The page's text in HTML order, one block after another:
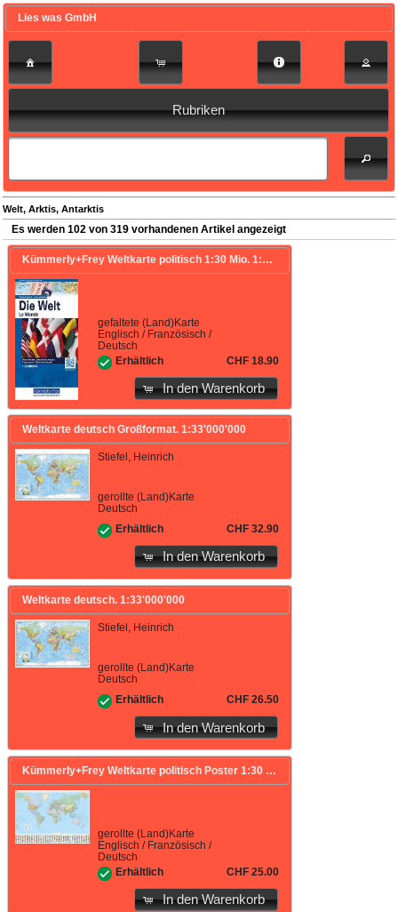
Lies was GmbH
Rubriken
Welt, Arktis, Antarktis
Es werden 102 von 319 vorhandenen Artikel angezeigt
Kümmerly+Frey Weltkarte politisch 1:30 Mio. 1:30'000'000
gefaltete (Land)Karte
Englisch / Französisch /
Deutsch
Erhältlich
CHF 18.90
In den Warenkorb
Weltkarte deutsch Großformat. 1:33'000'000
Stiefel, Heinrich
gerollte (Land)Karte
Deutsch
Erhältlich
CHF 32.90
In den Warenkorb
Weltkarte deutsch. 1:33'000'000
Stiefel, Heinrich
gerollte (Land)Karte
Deutsch
Erhältlich
CHF 26.50
In den Warenkorb
Kümmerly+Frey Weltkarte politisch Poster 1:30 Mio. 1:30'000'000
gerollte (Land)Karte
Englisch / Französisch /
Deutsch
Erhältlich
CHF 25.00
In den Warenkorb